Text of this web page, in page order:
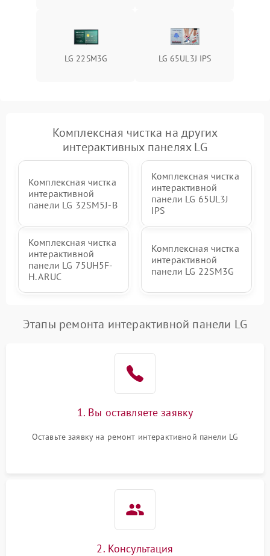
LG 22SM3G LG 65UL3J IPS
Комплексная чистка на других
интерактивных панелях LG
Комплексная чистка
интерактивной
панели LG 32SM5J-B
Комплексная чистка
интерактивной
панели LG 65UL3J
IPS
Комплексная чистка
интерактивной
панели LG 75UH5F-
H. ARUC
Комплексная чистка
интерактивной
панели LG 22SM3G
Этапы ремонта интерактивной панели LG
1. Вы оставляете заявку
Оставьте заявку на ремонт интерактивной панели LG
2. Консультация